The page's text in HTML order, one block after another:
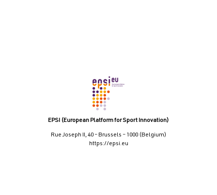
EPSI (European Platform for Sport Innovation)
Rue Joseph II, 40 – Brussels – 1000 (Belgium)
https://epsi.eu